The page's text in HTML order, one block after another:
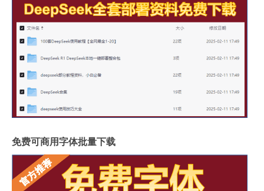
免费可商用字体批量下载